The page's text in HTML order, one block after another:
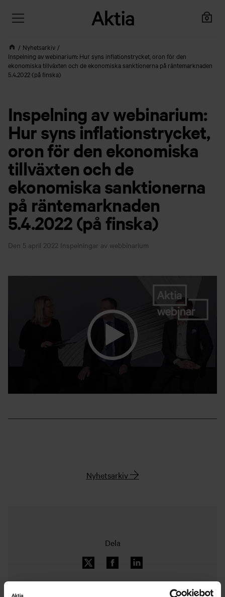
Nyhetsarkiv
Inspelning av webinarium: Hur syns inflationstrycket, oron för den
ekonomiska tillväxten och de ekonomiska sanktionerna på räntemarknaden
5.4.2022 (på finska)
Inspelning av webinarium:
Hur syns inflationstrycket,
oron för den ekonomiska
tillväxten och de
ekonomiska sanktionerna
på räntemarknaden
5.4.2022 (på finska)
Den 5 april 2022 Inspelningar av webbinarium
Nyhetsarkiv
Dela